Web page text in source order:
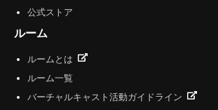
公式ストア
ルーム
ルームとは
ルーム一覧
バーチャルキャスト活動ガイドライン